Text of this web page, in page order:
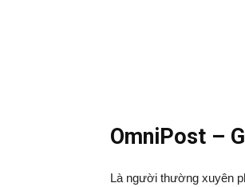
OmniPost –
Là người thường xuyên